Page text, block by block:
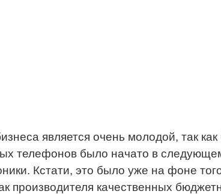
является очень молодой, так
телефонов было начато в
Кстати, это было уже на фоне
производителя качественных